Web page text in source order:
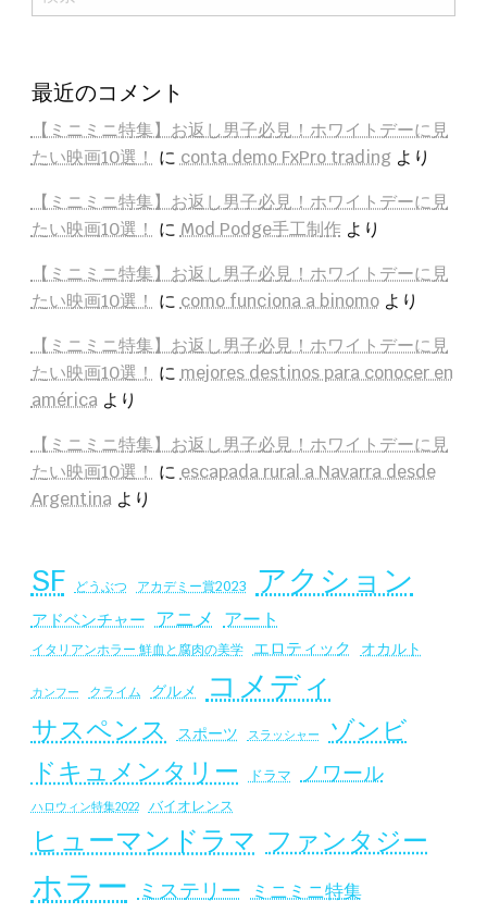
索
最近のコメント
【ミニミニ特集】お返し男子必見！ホワイトデーに見
たい映画10選！ に conta demo FxPro tradingより
【ミニミニ特集】お返し男子必見！ホワイトデーに見
たい映画10選！ に Mod Podge手工制作より
【ミニミニ特集】お返し男子必見！ホワイトデーに見
たい映画10選！ に como funciona a binomoより
【ミニミニ特集】お返し男子必見！ホワイトデーに見
たい映画10選！ に mejores destinos para conocer en
américaより
【ミニミニ特集】お返し男子必見！ホワイトデーに見
たい映画10選！ に escapada rural a Navarra desde
Argentinaより
SF どうぶつ アカデミー賞2023 アクション
アドベンチャー アニメ アート
イタリアンホラー 鮮血と腐肉の美学 エロティック オカルト
カンフー クライム グルメ コメディ
サスペンス スポーツ スラッシャー ゾンビ
ドキュメンタリー ドラマ ノワール
ハロウィン特集2022 バイオレンス
ヒューマンドラマ ファンタジー
ホラー ミステリー ミニミニ特集